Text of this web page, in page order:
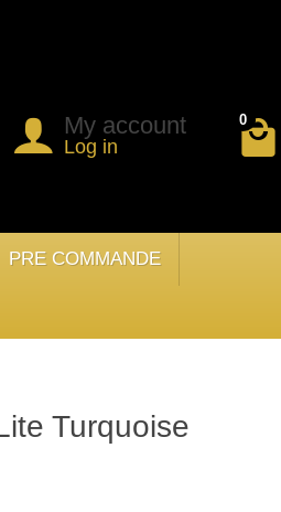
My account
Log in
0
PRE COMMANDE
Turquoise